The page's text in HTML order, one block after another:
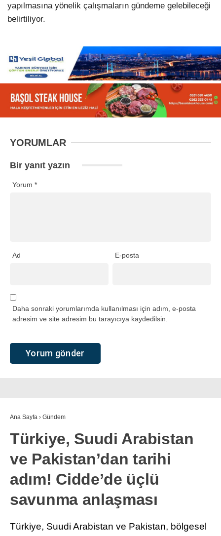
yapılmasına yönelik çalışmaların gündeme gelebileceği
belirtiliyor.
YORUMLAR
Bir yanıt yazın
Yorum *
Ad E-posta
Daha sonraki yorumlarımda kullanılması için adım, e-posta
adresim ve site adresim bu tarayıcıya kaydedilsin.
Ana Sayfa › Gündem
Türkiye, Suudi Arabistan
ve Pakistan’dan tarihi
adım! Cidde’de üçlü
savunma anlaşması
Türkiye, Suudi Arabistan ve Pakistan, bölgesel